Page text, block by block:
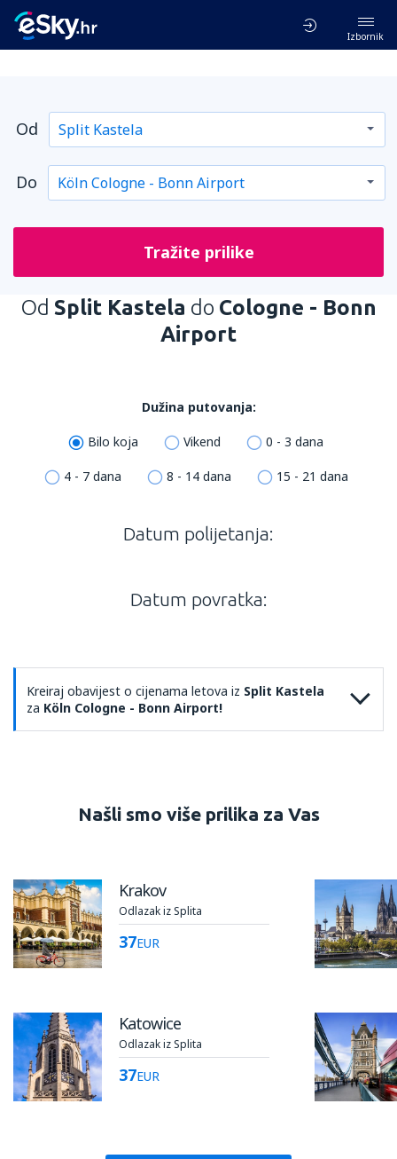
Izbornik
Od
Do
Tražite prilike
Od Split Kastela do Cologne - Bonn
Airport
Dužina putovanja:
Bilo koja Vikend 0 - 3 dana
4 - 7 dana 8 - 14 dana 15 - 21 dana
Datum polijetanja:
Datum povratka:
Kreiraj obavijest o cijenama letova iz Split Kastela
za Köln Cologne - Bonn Airport!
Našli smo više prilika za Vas
Krakov
Odlazak iz Splita
37EUR
Katowice
Odlazak iz Splita
37EUR